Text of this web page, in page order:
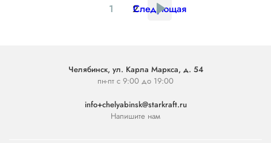
1 2
Следующая
Челябинск, ул. Карла Маркса, д. 54
пн-пт с 9:00 до 19:00
info+chelyabinsk@starkraft.ru
Напишите нам